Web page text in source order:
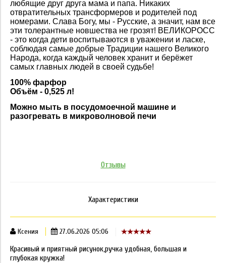
любящие др­уг друга мама и папа. Никаких
отвратител­ьных трансформеров и родителей под
номер­ами. Слава Богу, мы - Русские, а значит, нам все
эти толеран­тные новшества не гр­озят! ВЕЛИКОРОСС
- это когда дети воспит­ываются в уважении и ласке,
соблюдая сам­ые добрые Традиции нашего Великого
Народ­а, когда каждый чело­век хранит и берёжет
самых главных людей в своей судьбе!
100% фарфор
Объём - 0,525 л!
Можно мыть в посудомоечной машине и
разогревать в микроволновой печи
Отзывы
Характеристики
Ксения 27.06.2026 05:06
Красивый и приятный рисунок,ручка удобная, большая и
глубокая кружка!